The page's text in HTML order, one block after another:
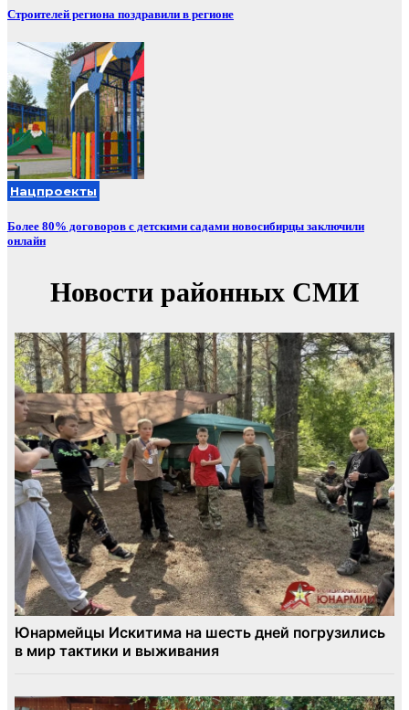
Строителей региона поздравили в регионе
Нацпроекты
Более 80% договоров с детскими садами новосибирцы заключили
онлайн